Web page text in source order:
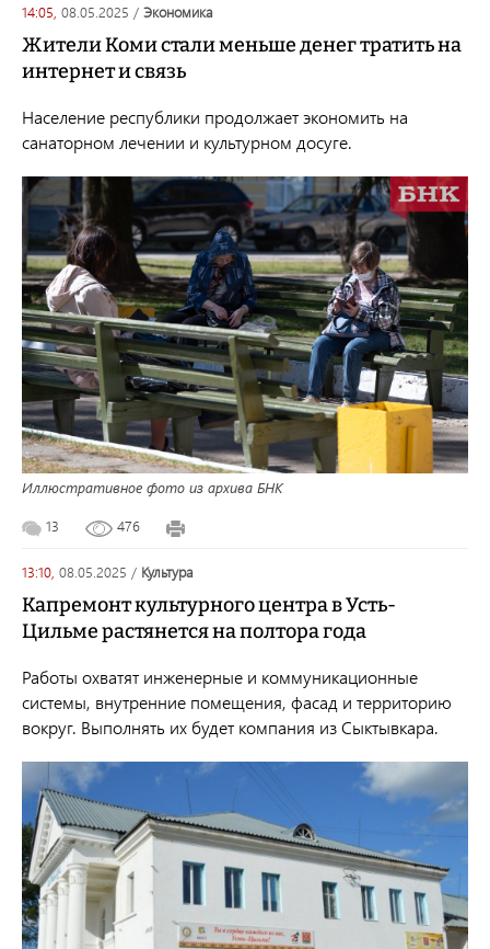
14:05, 08.05.2025 / экономика
Жители Коми стали меньше денег тратить на
интернет и связь
Население республики продолжает экономить на
санаторном лечении и культурном досуге.
Иллюстративное фото из архива БНК
13 476
13:10, 08.05.2025 / культура
Капремонт культурного центра в Усть-
Цильме растянется на полтора года
Работы охватят инженерные и коммуникационные
системы, внутренние помещения, фасад и территорию
вокруг. Выполнять их будет компания из Сыктывкара.